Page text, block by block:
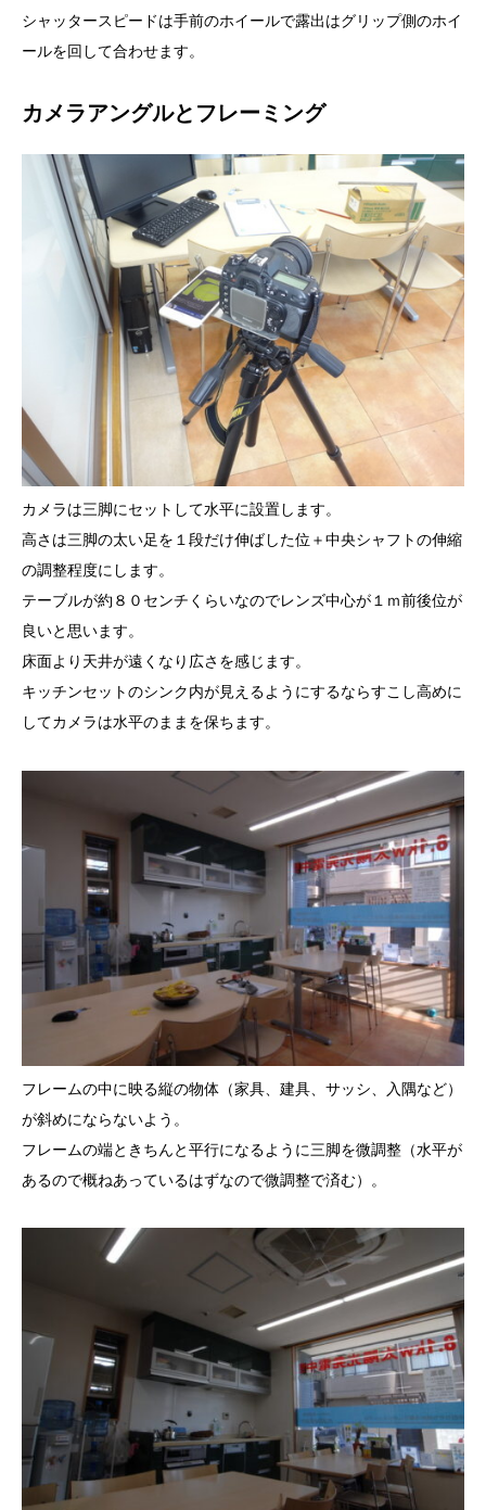
シャッタースピードは手前のホイールで露出はグリップ側のホイ
ールを回して合わせます。
カメラアングルとフレーミング
カメラは三脚にセットして水平に設置します。
高さは三脚の太い足を１段だけ伸ばした位＋中央シャフトの伸縮
の調整程度にします。
テーブルが約８０センチくらいなのでレンズ中心が１ｍ前後位が
良いと思います。
床面より天井が遠くなり広さを感じます。
キッチンセットのシンク内が見えるようにするならすこし高めに
してカメラは水平のままを保ちます。
フレームの中に映る縦の物体（家具、建具、サッシ、入隅など）
が斜めにならないよう。
フレームの端ときちんと平行になるように三脚を微調整（水平が
あるので概ねあっているはずなので微調整で済む）。